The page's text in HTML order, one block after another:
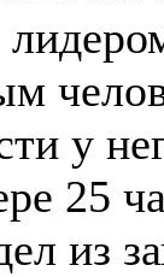
у
25
из